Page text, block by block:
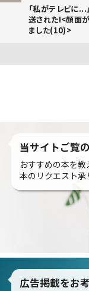
「私がテレビに
送された!<顔面
ました(10)>
当サイトご覧
おすすめの本を教
本のリクエスト承
広告掲載をお